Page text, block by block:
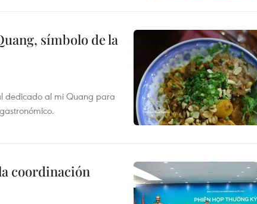
símbolo de la
dedicado al mi Quang para
coordinación